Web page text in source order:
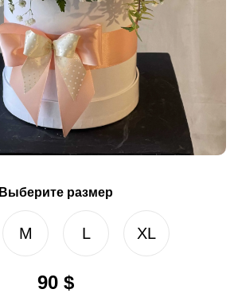
Выберите размер
M L XL
90 $